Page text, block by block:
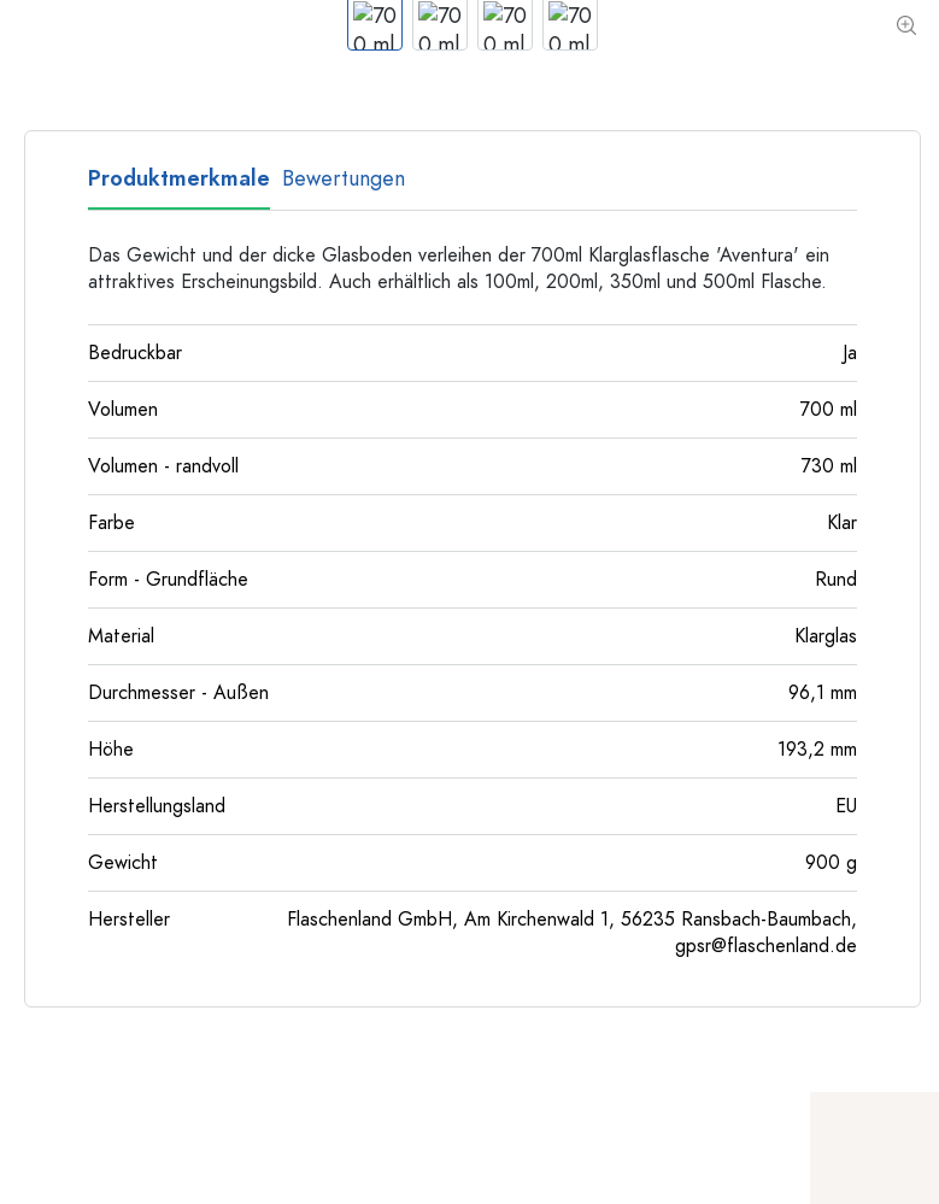
Langhalsflaschen
Mehrkantflaschen
Kunststoffflaschen
Produktmerkmale Bewertungen
Das Gewicht und der dicke Glasboden verleihen der 700ml Klarglasflasche 'Aventura' ein
attraktives Erscheinungsbild. Auch erhältlich als 100ml, 200ml, 350ml und 500ml Flasche.
Bedruckbar Ja
Volumen 700 ml
Volumen - randvoll 730 ml
Farbe Klar
Form - Grundfläche Rund
Material Klarglas
Durchmesser - Außen 96,1 mm
Höhe 193,2 mm
Herstellungsland EU
Gewicht 900 g
Hersteller
Flaschenland GmbH, Am Kirchenwald 1, 56235 Ransbach-Baumbach,
gpsr@flaschenland.de